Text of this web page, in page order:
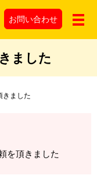
メ
お問い合わせ
ました
きました
を頂きました